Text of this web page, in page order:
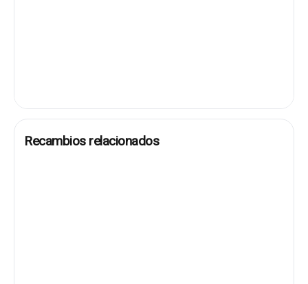
Recambios relacionados